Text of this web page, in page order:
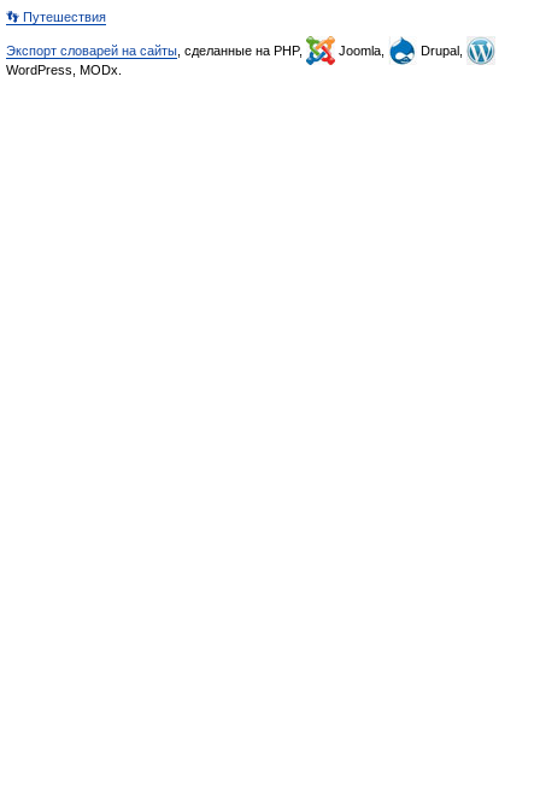
👣 Путешествия
Экспорт словарей на сайты , сделанные на PHP, Joomla,
Drupal,
WordPress, MODx.